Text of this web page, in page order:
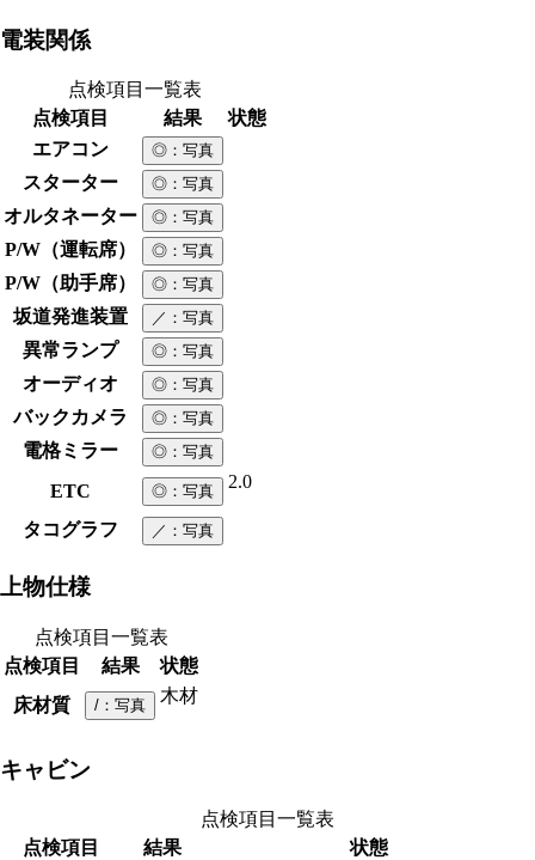
電装関係
点検項目一覧表
点検項目
結果
状態
エアコン
◎ ：写真
スターター ◎ ：写真
オルタネーター ◎ ：写真
P/W（運転席） ◎ ：写真
P/W（助手席） ◎ ：写真
坂道発進装置 ／ ：写真
異常ランプ ◎ ：写真
オーディオ ◎ ：写真
バックカメラ ◎ ：写真
電格ミラー ◎ ：写真
ETC ◎ ：写真 2.0
タコグラフ ／ ：写真
上物仕様
点検項目一覧表
点検項目
結果
状態
床材質
/ ：写真 木材
キャビン
点検項目一覧表
点検項目
結果 状態